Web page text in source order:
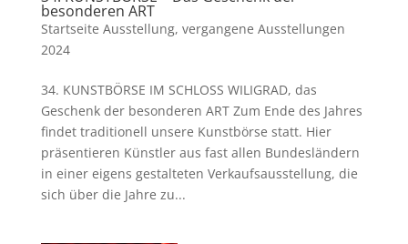
besonderen ART
Startseite Ausstellung, vergangene Ausstellungen
2024
34. KUNSTBÖRSE IM SCHLOSS WILIGRAD, das
Geschenk der besonderen ART Zum Ende des Jahres
findet traditionell unsere Kunstbörse statt. Hier
präsentieren Künstler aus fast allen Bundesländern
in einer eigens gestalteten Verkaufsausstellung, die
sich über die Jahre zu...